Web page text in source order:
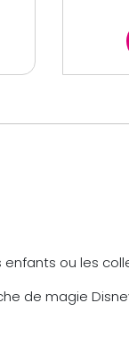
ou les
de magie